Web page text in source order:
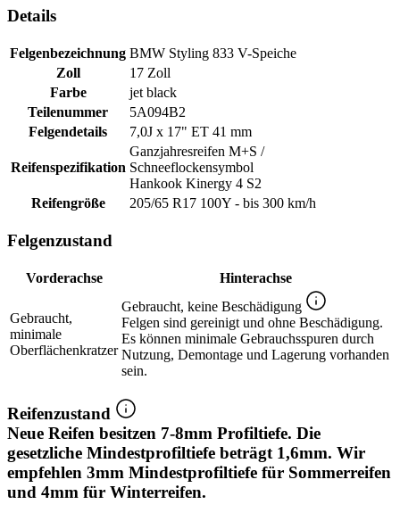
Details
Felgenbezeichnung BMW Styling 833 V-Speiche
Zoll
17 Zoll
Farbe
jet black
Teilenummer
5A094B2
Felgendetails
7,0J x 17" ET 41 mm
Reifenspezifikation
Ganzjahresreifen M+S /
Schneeflockensymbol
Hankook Kinergy 4 S2
Reifengröße
205/65 R17 100Y - bis 300 km/h
Felgenzustand
Vorderachse Hinterachse
Gebraucht,
minimale
Oberflächenkratzer
Gebraucht, keine Beschädigung
Felgen sind gereinigt und ohne Beschädigung.
Es können minimale Gebrauchsspuren durch
Nutzung, Demontage und Lagerung vorhanden
sein.
Reifenzustand
Neue Reifen besitzen 7-8mm Profiltiefe. Die
gesetzliche Mindestprofiltiefe beträgt 1,6mm. Wir
empfehlen 3mm Mindestprofiltiefe für Sommerreifen
und 4mm für Winterreifen.